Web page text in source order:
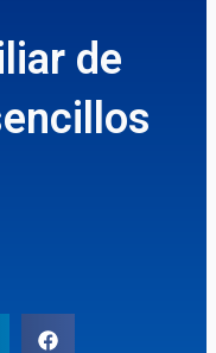
de